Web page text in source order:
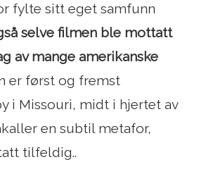
fylte sitt eget samfunn
selve filmen ble mottatt
av mange amerikanske
er først og fremst
i Missouri, midt i hjertet av
en subtil metafor,
tilfeldig..